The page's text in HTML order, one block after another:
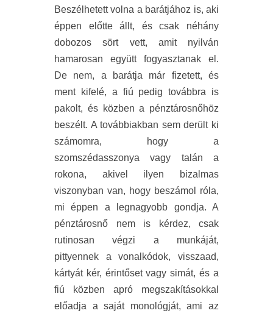
Beszélhetett volna a barátjához is, aki
éppen előtte állt, és csak néhány
dobozos sört vett, amit nyilván
hamarosan együtt fogyasztanak el.
De nem, a barátja már fizetett, és
ment kifelé, a fiú pedig továbbra is
pakolt, és közben a pénztárosnőhöz
beszélt. A továbbiakban sem derült ki
számomra, hogy a
szomszédasszonya vagy talán a
rokona, akivel ilyen bizalmas
viszonyban van, hogy beszámol róla,
mi éppen a legnagyobb gondja. A
pénztárosnő nem is kérdez, csak
rutinosan végzi a munkáját,
pittyennek a vonalkódok, visszaad,
kártyát kér, érintőset vagy simát, és a
fiú közben apró megszakításokkal
előadja a saját monológját, ami az